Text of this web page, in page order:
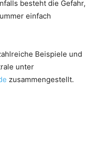
besteht die Gefahr,
einfach
Beispiele und
unter
zusammengestellt.